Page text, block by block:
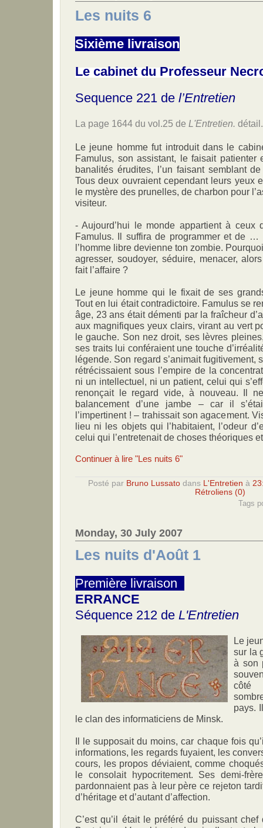
Les nuits 6
Sixième livraison
Le cabinet du Professeur
Sequence 221 de l’Entretien
La page 1644 du vol.25 de L'Entretien. détail.
Le jeune homme fut introduit dans le
Famulus, son assistant, le faisait patienter
banalités érudites, l’un faisant semblant de
Tous deux ouvraient cependant leurs yeux
le mystère des prunelles, de charbon pour
visiteur.
- Aujourd’hui le monde appartient à ceux
Famulus. Il suffira de programmer et de …
l’homme libre devienne ton zombie.
agresser, soudoyer, séduire, menacer,
fait l’affaire ?
Le jeune homme qui le fixait de ses
Tout en lui était contradictoire. Famulus se
âge, 23 ans était démenti par la fraîcheur
aux magnifiques yeux clairs, virant au vert
le gauche. Son nez droit, ses lèvres
ses traits lui conféraient une touche
légende. Son regard s’animait fugitivement,
rétrécissaient sous l’empire de la
ni un intellectuel, ni un patient, celui qui
renonçait le regard vide, à nouveau. Il
balancement d’une jambe – car il
l’impertinent ! – trahissait son agacement.
lieu ni les objets qui l’habitaient, l’odeur
celui qui l’entretenait de choses théoriques
Continuer à lire "Les nuits 6"
Posté par Bruno Lussatodans L'Entretien à
Rétroliens (0)
Tags
Monday, 30 July 2007
Les nuits d'Août 1
Première livraison
ERRANCE
Séquence 212 de L'Entretien
Le
sur la
à son
côté
pays.
le clan des informaticiens de Minsk.
Il le supposait du moins, car chaque fois
informations, les regards fuyaient, les
cours, les propos déviaient, comme
le consolait hypocritement. Ses demi-
pardonnaient pas à leur père ce rejeton
d’héritage et d’autant d’affection.
C’est qu’il était le préféré du puissant